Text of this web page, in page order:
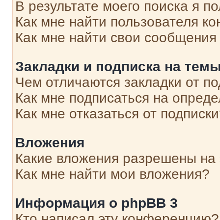
В результате моего поиска я
Как мне найти пользователя
Как мне найти свои
Закладки и подписка на
Чем отличаются закладки от
Как мне подписаться на
Как мне отказаться от
Вложения
Какие вложения разрешены
Как мне найти мои вложения?
Информация о phpBB 3